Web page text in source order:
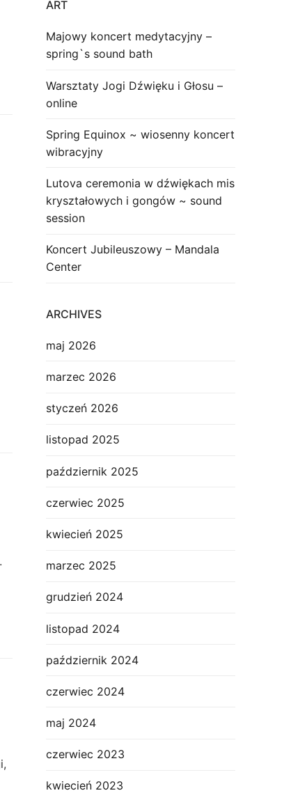
ART
Majowy koncert medytacyjny –
spring`s sound bath
Warsztaty Jogi Dźwięku i Głosu –
online
Spring Equinox ~ wiosenny koncert
wibracyjny
Lutova ceremonia w dźwiękach mis
kryształowych i gongów ~ sound
session
Koncert Jubileuszowy – Mandala
Center
ARCHIVES
maj 2026
marzec 2026
styczeń 2026
listopad 2025
październik 2025
czerwiec 2025
kwiecień 2025
marzec 2025
grudzień 2024
listopad 2024
październik 2024
czerwiec 2024
maj 2024
czerwiec 2023
kwiecień 2023